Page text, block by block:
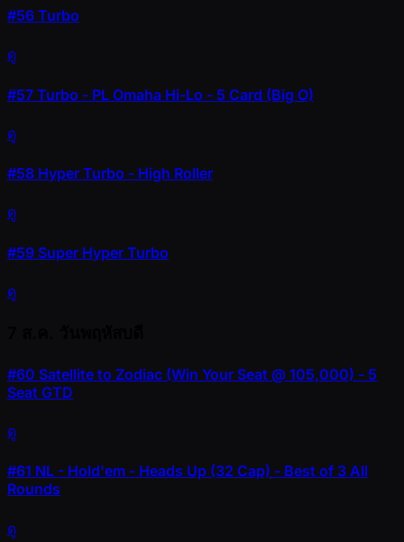
#56 Turbo
ดู
#57 Turbo - PL Omaha Hi-Lo - 5 Card (Big O)
ดู
#58 Hyper Turbo - High Roller
ดู
#59 Super Hyper Turbo
ดู
#60 Satellite to Zodiac (Win Your Seat @ 105,000) - 5
Seat GTD
ดู
#61 NL - Hold'em - Heads Up (32 Cap) - Best of 3 All
Rounds
ดู